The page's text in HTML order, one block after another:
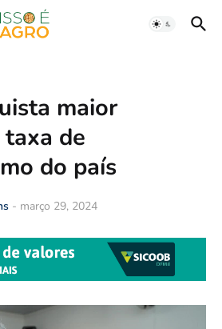
maior
de
do país
- março 29, 2024